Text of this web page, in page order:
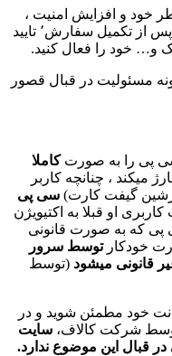
خود و افزایش امنیت ،
اطلاعات اکانت را تغییر دهید و همچنین پس از تکمیل سفارش٬ تایید
مسئولیت در قبال قصور
سی پی را به صورتکاملا
میکند ، چنانچه کاربر
پرشین گیفت کارت) سی پی
او قبلا به اکتیویژن
پی که به صورت قانونی
خودکارتوسط سرور
قانونی میشود (توسط
خود مطمئن شوید و در
شرکت کالاف، سایت
قبال این موضوع ندارد.